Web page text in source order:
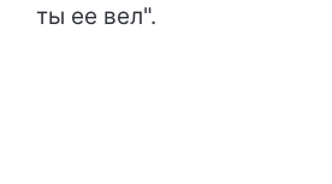
ты ее вел".